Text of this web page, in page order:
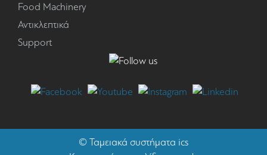
Food Machinery
Αντικλεπτικά
Support
© Ταμειακά συστήματα ics